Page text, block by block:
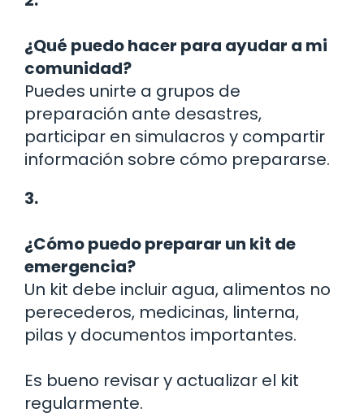
¿Qué puedo hacer para ayudar a mi
comunidad?
Puedes unirte a grupos de
preparación ante desastres,
participar en simulacros y compartir
información sobre cómo prepararse.
3.
¿Cómo puedo preparar un kit de
emergencia?
Un kit debe incluir agua, alimentos no
perecederos, medicinas, linterna,
pilas y documentos importantes.
Es bueno revisar y actualizar el kit
regularmente.